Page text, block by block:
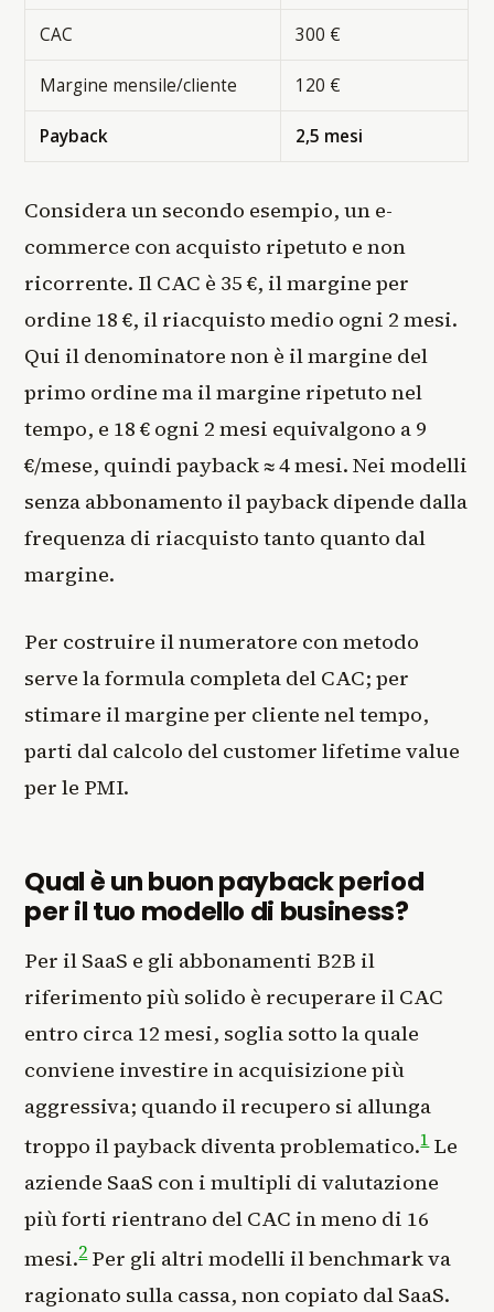
CAC 300 €
Margine mensile/cliente 120 €
Payback 2,5 mesi
Considera un secondo esempio, un e-
commerce con acquisto ripetuto e non
ricorrente. Il CAC è 35 €, il margine per
ordine 18 €, il riacquisto medio ogni 2 mesi.
Qui il denominatore non è il margine del
primo ordine ma il margine ripetuto nel
tempo, e 18 € ogni 2 mesi equivalgono a 9
€/mese, quindi payback ≈ 4 mesi. Nei modelli
senza abbonamento il payback dipende dalla
frequenza di riacquisto tanto quanto dal
margine.
Per costruire il numeratore con metodo
serve la formula completa del CAC; per
stimare il margine per cliente nel tempo,
parti dal calcolo del customer lifetime value
per le PMI.
Qual è un buon payback period
per il tuo modello di business?
Per il SaaS e gli abbonamenti B2B il
riferimento più solido è recuperare il CAC
entro circa 12 mesi, soglia sotto la quale
conviene investire in acquisizione più
aggressiva; quando il recupero si allunga
troppo il payback diventa problematico.1Le
aziende SaaS con i multipli di valutazione
più forti rientrano del CAC in meno di 16
mesi.2Per gli altri modelli il benchmark va
ragionato sulla cassa, non copiato dal SaaS.